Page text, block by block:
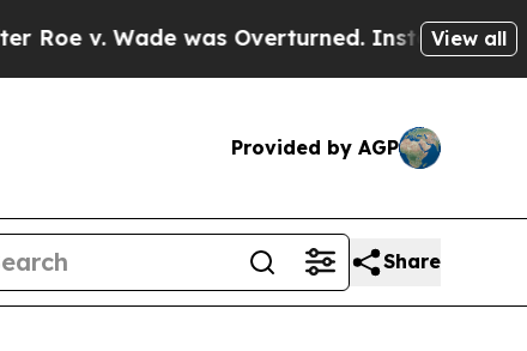
was Overturned. Instead, Medication
View all
Provided by AGP
Share